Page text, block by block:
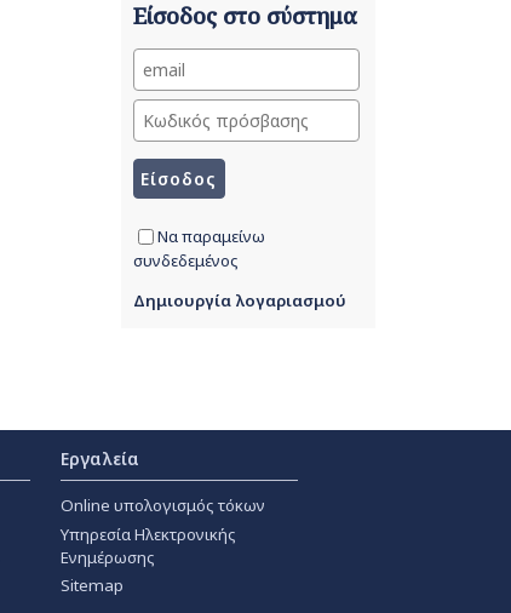
Είσοδος στο σύστημα
Να παραμείνω
συνδεδεμένος
Δημιουργία λογαριασμού
Εργαλεία
Online υπολογισμός τόκων
Υπηρεσία Ηλεκτρονικής
Ενημέρωσης
Sitemap